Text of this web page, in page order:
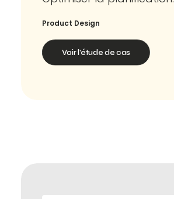
Product Design
Voir l'étude de cas